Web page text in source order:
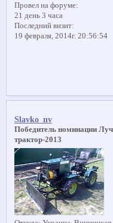
Провел на форуме:
21 день 3 часа
Последний визит:
19 февраля, 2014г. 20:56:54
Slavko_nv
Победитель номинации
трактор-2013